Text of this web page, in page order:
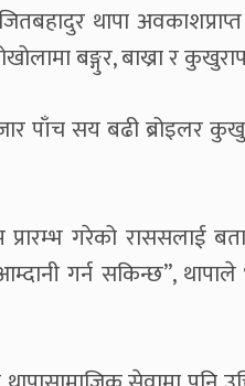
थापा
बङ्गुर, बाख्रा र
पाँच सय बढी ब्रोइलर
गरेको राससलाई
गर्न सकिन्छ”,